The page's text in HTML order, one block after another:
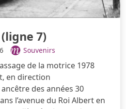
7)
Souvenirs
de la motrice 1978
en direction
des années 30
l’avenue du Roi Albert en